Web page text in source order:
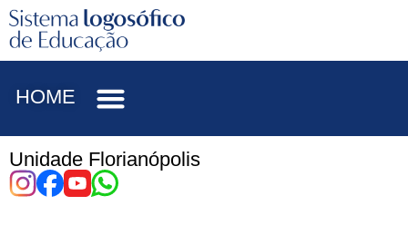
HOME
Unidade Florianópolis